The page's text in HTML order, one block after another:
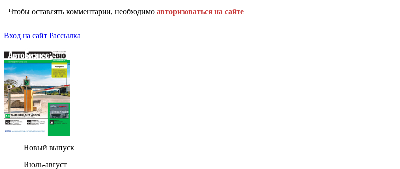
Чтобы оставлять комментарии, необходимо авторизоваться на сайте
Вход на сайт Рассылка
Новый выпуск
Июль-август